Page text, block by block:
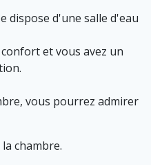
dispose d'une salle d'eau
et vous avez un
vous pourrez admirer
chambre.